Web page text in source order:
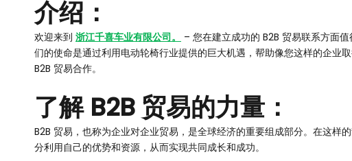
介绍：
欢迎来到 浙江千喜车业有限公司。
– 您在建立成功的 B2B 贸易联系方面
们的使命是通过利用电动轮椅行业提供的巨大机遇，帮助像您这样的企业
B2B 贸易合作。
了解 B2B 贸易的力量：
B2B 贸易，也称为企业对企业贸易，是全球经济的重要组成部分。在这样
分利用自己的优势和资源，从而实现共同成长和成功。